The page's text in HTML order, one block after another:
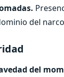
del
del